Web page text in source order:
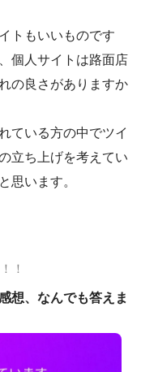
トもいいものです
個人サイトは路面店
の良さがありますか
ている方の中でツイ
立ち上げを考えてい
思います。
！
想、なんでも答えま